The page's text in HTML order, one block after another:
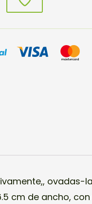
ovadas-
cm de ancho,